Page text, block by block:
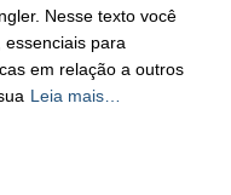
Nesse texto você
para
em relação a outros
Leia mais…